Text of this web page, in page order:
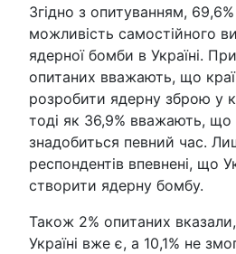
Згідно з опитуванням, 69,6%
можливість самостійного
ядерної бомби в Україні.
опитаних вважають, що
розробити ядерну зброю у
тоді як 36,9% вважають, що
знадобиться певний час.
респондентів впевнені, що
створити ядерну бомбу.
Також 2% опитаних
Україні вже є, а 10,1% не